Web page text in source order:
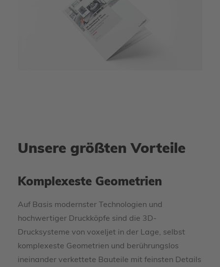
Unsere größten Vorteile
Komplexeste Geometrien
Auf Basis modernster Technologien und
hochwertiger Druckköpfe sind die 3D-
Drucksysteme von voxeljet in der Lage, selbst
komplexeste Geometrien und berührungslos
ineinander verkettete Bauteile mit feinsten Details